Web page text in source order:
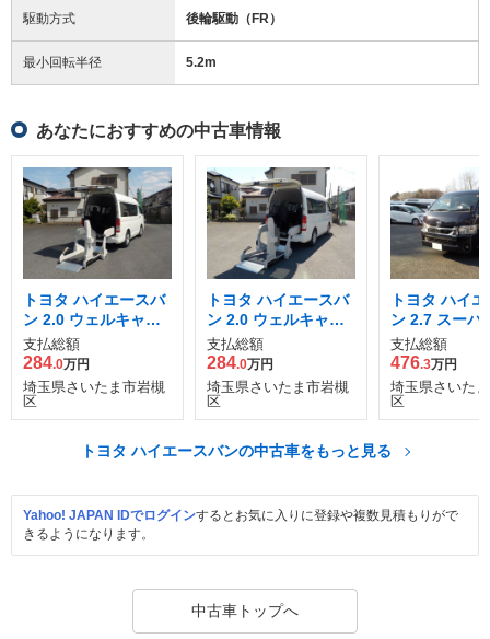
駆動方式 後輪駆動（FR）
最小回転半径 5.2m
あなたにおすすめの中古車情報
トヨタ ハイエースバ
ン 2.0 ウェルキャブ
Cタイプ ロング
支払総額
284.0万円
埼玉県さいたま市岩槻
区
トヨタ ハイエースバ
ン 2.0 ウェルキャブ
Aタイプ ロング
支払総額
284.0万円
埼玉県さいたま市岩槻
区
トヨタ ハイ
ン 2.7 スーパ
ークプライム
ド ミドルル
グボディ
支払総額
476.3万円
埼玉県さいた
区
トヨタ ハイエースバンの中古車をもっと見る
Yahoo! JAPAN IDでログインするとお気に入りに登録や複数見積もりがで
きるようになります。
中古車トップへ